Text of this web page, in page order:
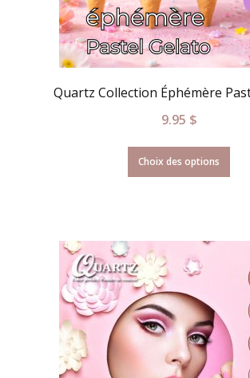
Quartz Collection Éphémère
9.95 $
Choix des options